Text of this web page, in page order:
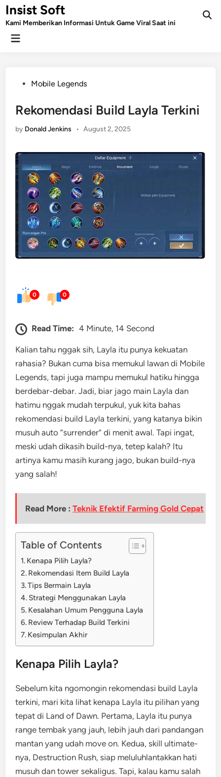
Skip
toInsist Soft
Kami Memberikan Informasi Untuk Game Viral Saat ini
Main
PostedMobile Legends
Rekomendasi Build Layla Terkini
by Donald Jenkins • August 2, 2025
0 0
Read Time: 4 Minute, 14 Second
Kalian tahu nggak sih, Layla itu punya kekuatan
rahasia? Bukan cuma bisa memukul lawan di Mobile
Legends, tapi juga mampu memukul hatiku hingga
berdebar-debar. Jadi, biar jago main Layla dan
hatimu nggak mudah terpukul, yuk kita bahas
rekomendasi build Layla terkini, yang katanya bikin
musuh auto “surrender” di menit awal. Tapi ingat,
meski udah dikasih build-nya, tetep kalah? Itu
artinya kamu masih kurang jago, bukan build-nya
yang salah!
Read More :Teknik Efektif Farming Gold Cepat
Table of Contents
Kenapa Pilih Layla?
Rekomendasi Item Build Layla
Tips Bermain Layla
Strategi Menggunakan Layla
Kesalahan Umum Pengguna Layla
Review Terhadap Build Terkini
Kesimpulan Akhir
Kenapa Pilih Layla?
Sebelum kita ngomongin rekomendasi build Layla
terkini, mari kita lihat kenapa Layla itu pilihan yang
tepat di Land of Dawn. Pertama, Layla itu punya
range tembak yang jauh, lebih jauh dari pandangan
mantan yang udah move on. Kedua, skill ultimate-
nya, Destruction Rush, siap meluluhlantakkan hati
musuh dan tower sekaligus. Tapi, kalau kamu salah